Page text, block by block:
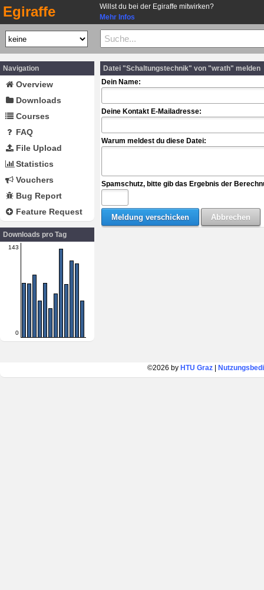
Egiraffe
Willst du bei der Egiraffe mitwirken?
Mehr Infos
Navigation
Overview
Downloads
Courses
FAQ
File Upload
Statistics
Vouchers
Bug Report
Feature Request
Downloads pro Tag
143
0
Datei "Schaltungstechnik" von "wrath" melden
Dein Name:
Deine Kontakt E-Mailadresse:
Warum meldest du diese Datei:
Spamschutz, bitte gib das Ergebnis der
©2026 by HTU Graz|